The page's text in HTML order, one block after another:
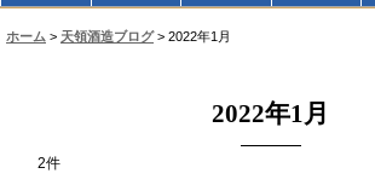
ホーム > 天領酒造ブログ > 2022年1月
2022年1月
2件